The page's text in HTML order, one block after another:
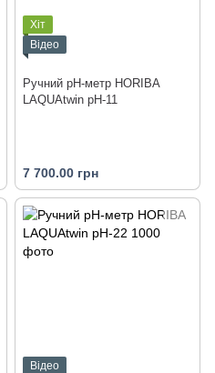
Хіт
Відео
Ручний рН-метр HORIBA
LAQUAtwin pH-11
7 700.00 грн
Відео